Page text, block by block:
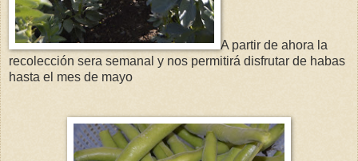
A partir de ahora la
recolección sera semanal y nos permitirá disfrutar de habas
hasta el mes de mayo